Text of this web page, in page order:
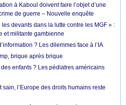
à Kaboul doivent faire l’objet d’une
de guerre – Nouvelle enquête
devants dans la lutte contre les MGF » :
et militante gambienne
? Les dilemmes face à l’IA
brique après brique
enfants ? Les pédiatres américains
l’Europe des droits humains reste